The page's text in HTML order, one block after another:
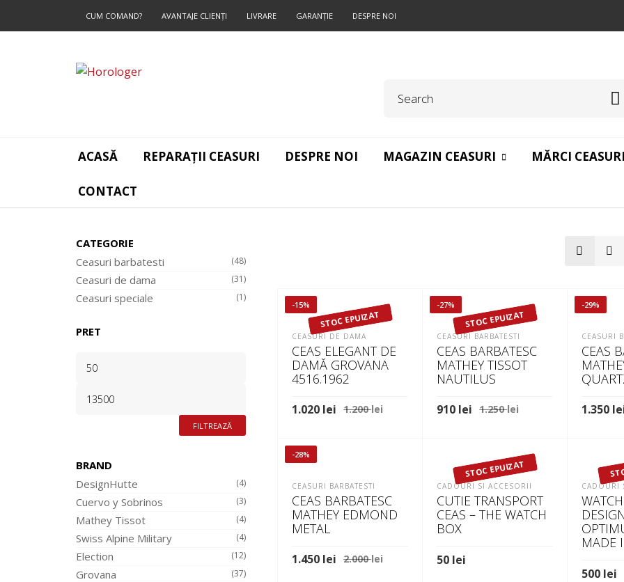
CUM COMAND? AVANTAJE CLIENŢI LIVRARE GARANŢIE DESPRE NOI
ACASĂ REPARAȚII CEASURI DESPRE NOI MAGAZIN CEASURI MĂRCI CEASURI
CONTACT
CATEGORIE
Ceasuri barbatesti
(48)
Ceasuri de dama (31)
Ceasuri speciale (1)
PRET
MINIM
MAXIM
FILTREAZĂ
BRAND
DesignHutte
(4)
Cuervo y Sobrinos (3)
Mathey Tissot (4)
Swiss Alpine Military (4)
Election (12)
Grovana (37)
-15%
STOC EPUIZAT
CEASURI DE DAMA
CEAS ELEGANT DE
DAMĂ GROVANA
4516.1962
1.200lei
1.020 lei
-27%
STOC EPUIZAT
CEASURI BARBATESTI
CEAS BARBATESC
MATHEY TISSOT
NAUTILUS
1.250lei
fost:
1.250 lei.
910 lei
910 lei.
-29%
CEASURI
CEAS
1.350
-28%
CEASURI BARBATESTI
CEAS BARBATESC
MATHEY EDMOND
METAL
2.000lei
1.450 lei
STOC EPUIZAT
CADOURI SI ACCESORII
CUTIE TRANSPORT
CEAS – THE WATCH
BOX
50 lei
CADOURI
MADE
500 lei